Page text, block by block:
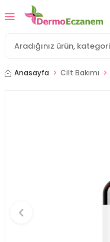
Anasayfa Cilt Bakımı